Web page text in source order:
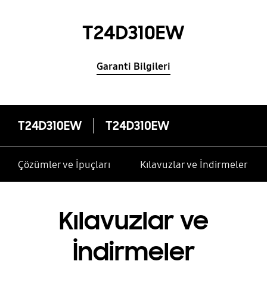
T24D310EW
Garanti Bilgileri
T24D310EW T24D310EW
Çözümler ve İpuçları Kılavuzlar ve İndirmeler
Kılavuzlar ve
İndirmeler